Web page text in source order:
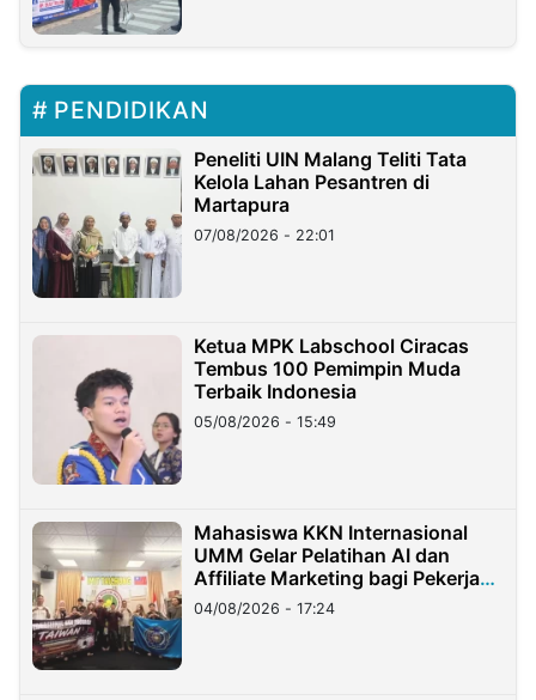
PENDIDIKAN
Peneliti UIN Malang Teliti Tata
Kelola Lahan Pesantren di
Martapura
07/08/2026 - 22:01
Ketua MPK Labschool Ciracas
Tembus 100 Pemimpin Muda
Terbaik Indonesia
05/08/2026 - 15:49
Mahasiswa KKN Internasional
UMM Gelar Pelatihan AI dan
Affiliate Marketing bagi Pekerja
Migran Indonesia di Taiwan
04/08/2026 - 17:24